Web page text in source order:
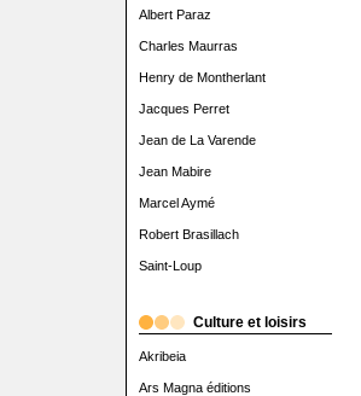
Albert Paraz
Charles Maurras
Henry de Montherlant
Jacques Perret
Jean de La Varende
Jean Mabire
Marcel Aymé
Robert Brasillach
Saint-Loup
Culture et loisirs
Akribeia
Ars Magna éditions